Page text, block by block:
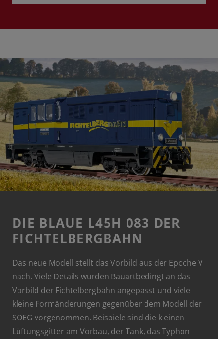
DIE BLAUE L45H 083 DER
FICHTELBERGBAHN
Das neue Modell stellt das Vorbild aus der Epoche V
nach. Viele Details wurden Bauartbedingt an das
Vorbild der Fichtelbergbahn angepasst und viele
kleine Formänderungen gegenüber dem Modell der
SOEG vorgenommen. Beispiele sind die kleinen
Lüftungsgitter am Vorbau, der Tank, das Typhon